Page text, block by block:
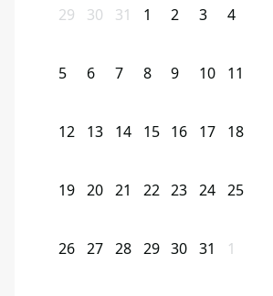
29 30 31 1 2 3 4
5 6 7 8 9 10 11
12 13 14 15 16 17 18
19 20 21 22 23 24 25
26 27 28 29 30 31 1